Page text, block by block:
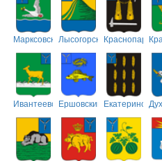
МарксовскийЛысогорский
ИвантеевскийЕршовский